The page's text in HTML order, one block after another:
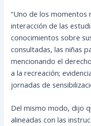
“Uno de los momentos
interacción de las
conocimientos sobre
consultadas, las niñas
mencionando el
a la recreación;
jornadas de
Del mismo modo, dijo
alineadas con las